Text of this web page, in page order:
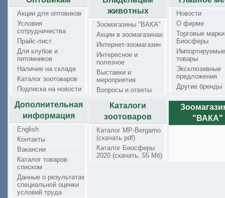
Акции для оптовиков
Условия
сотрудничества
Прайс-лист
Для клубов и
питомников
Наличие на складе
Каталог зоотоваров
Подписка на новости
Дополнительная
информация
English
Контакты
Вакансии
Каталог товаров
списком
Данные о результатах
специальной оценки
условий труда
животных
Зоомагазины "ВАКА"
Акции в зоомагазинах
Интернет-зоомагазин
Интересное и
полезное
Выставки и
мероприятия
Вопросы и ответы
Каталоги
зоотоваров
Каталог MP-Bergamo
(скачать pdf)
Каталог Биосферы
2020 (скачать, 55 Мб)
Новости
О фирме
Торговые марки
Биосферы
Импортируемые
товары
Эксклюзивные
предложения
Другие бренды
"ВАКА"